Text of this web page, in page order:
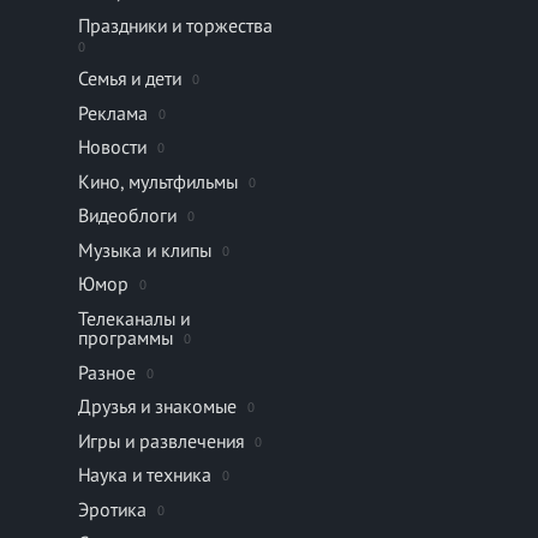
Праздники и торжества
0
Семья и дети 0
Реклама 0
Новости 0
Кино, мультфильмы 0
Видеоблоги 0
Музыка и клипы 0
Юмор 0
Телеканалы и
программы
0
Разное 0
Друзья и знакомые 0
Игры и развлечения 0
Наука и техника 0
Эротика 0